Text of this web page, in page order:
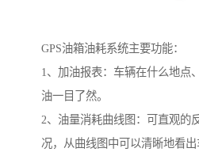
GPS油箱油耗系统主要功能：
1、加油报表：车辆在什么地点
油一目了然。
2、油量消耗曲线图：可直观的
况，从曲线图中可以清晰地看